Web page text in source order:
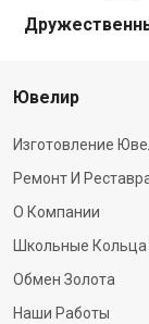
Ювелир
Изготовление
Ремонт И
О Компании
Школьные
Обмен Золота
Наши Работы